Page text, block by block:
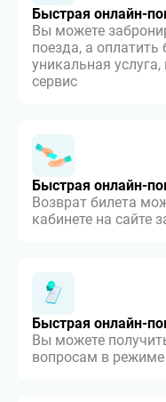
Быстрая онлайн-
Вы можете
поезда, а оплатить
уникальная
сервис
Быстрая онлайн-
Возврат билета
кабинете на сайте
Быстрая онлайн-
Вы можете
вопросам в